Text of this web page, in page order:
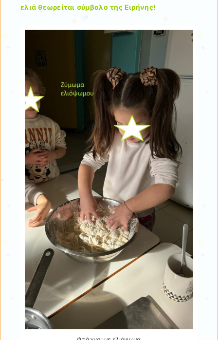
ελιά θεωρείται σύμβολο της Ειρήνης!